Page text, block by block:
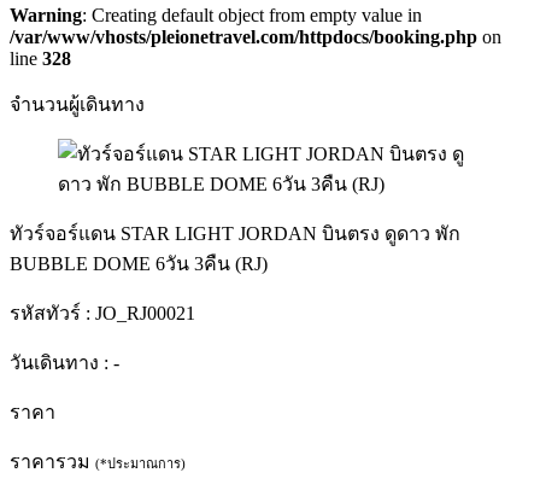
Warning: Creating default object from empty value in
/var/www/vhosts/pleionetravel.com/httpdocs/booking.php on
line 328
จำนวนผู้เดินทาง
ทัวร์จอร์แดน STAR LIGHT JORDAN บินตรง ดูดาว พัก
BUBBLE DOME 6วัน 3คืน (RJ)
รหัสทัวร์ : JO_RJ00021
วันเดินทาง : -
ราคา
ราคารวม (*ประมาณการ)